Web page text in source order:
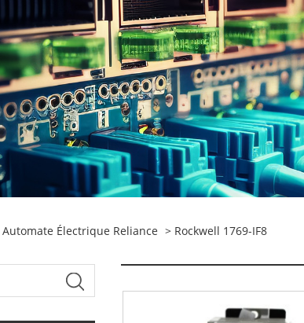
Automate Électrique Reliance > Rockwell 1769-IF8